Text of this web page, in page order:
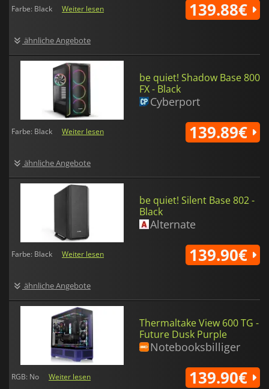
Farbe: Black Weiter lesen
ähnliche Angebote
139.88€
be quiet! Shadow Base 800
FX - Black
Cyberport
Farbe: Black Weiter lesen
ähnliche Angebote
139.89€
be quiet! Silent Base 802 -
Black
Alternate
Farbe: Black Weiter lesen
ähnliche Angebote
139.90€
Thermaltake View 600 TG -
Future Dusk Purple
Notebooksbilliger
RGB: No Weiter lesen 139.90€